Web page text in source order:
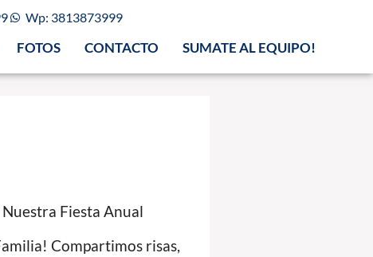
Wp: 3813873999
FOTOS CONTACTO SUMATE AL EQUIPO!
Fiesta Anual
Compartimos risas,